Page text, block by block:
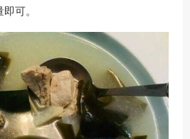
可。